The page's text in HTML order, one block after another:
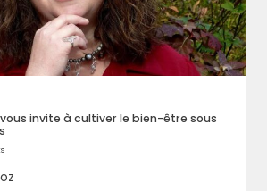
invite à cultiver le bien-être sous